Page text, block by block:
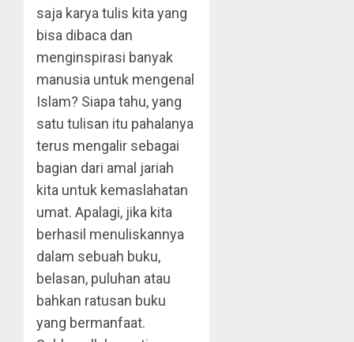
saja karya tulis kita yang
bisa dibaca dan
menginspirasi banyak
manusia untuk mengenal
Islam? Siapa tahu, yang
satu tulisan itu pahalanya
terus mengalir sebagai
bagian dari amal jariah
kita untuk kemaslahatan
umat. Apalagi, jika kita
berhasil menuliskannya
dalam sebuah buku,
belasan, puluhan atau
bahkan ratusan buku
yang bermanfaat.